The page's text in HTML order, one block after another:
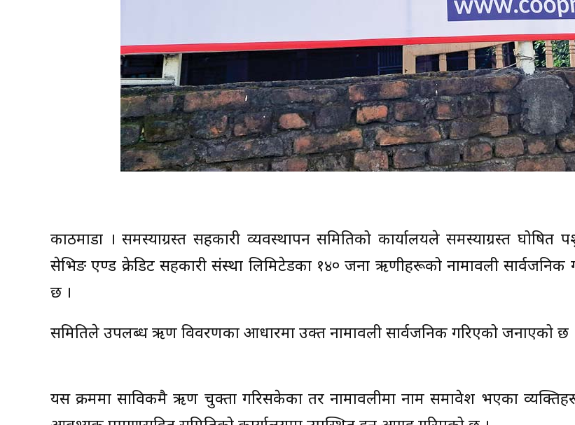
काठमाडौं । समस्याग्रस्त सहकारी व्यवस्थापन समितिको कार्यालयले समस्याग्रस्त घोषित
सेभिङ एण्ड क्रेडिट सहकारी संस्था लिमिटेडका १४० जना ऋणीहरूको नामावली सार्वजनिक
छ ।
समितिले उपलब्ध ऋण विवरणका आधारमा उक्त नामावली सार्वजनिक गरिएको जनाएको छ
यस क्रममा साविकमै ऋण चुक्ता गरिसकेका तर नामावलीमा नाम समावेश भएका